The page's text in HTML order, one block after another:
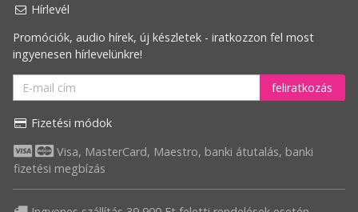
Hírlevél
Promóciók, audio hírek, új készletek - iratkozzon fel most
ingyenesen hírlevelünkre!
feliratkozás
Fizetési módok
Visa, MasterCard, Maestro, banki átutalás, banki
fizetési megbízás